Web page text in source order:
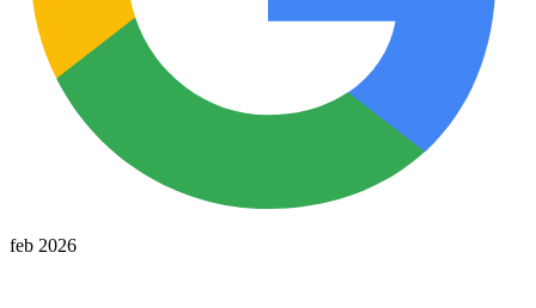
feb 2026